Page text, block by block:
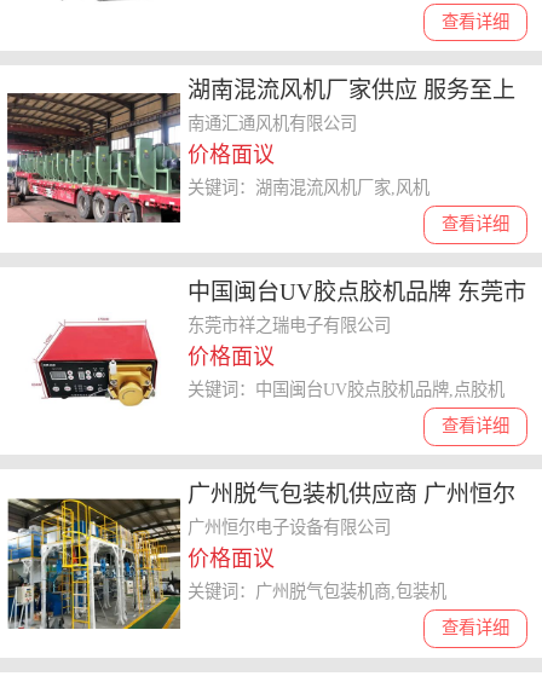
查看详细
湖南混流风机厂家供应 服务至上
南通汇通风机供应
南通汇通风机有限公司
价格面议
查看详细
关键词：湖南混流风机厂家,风机
中国闽台UV胶点胶机品牌 东莞市
祥之瑞电子供应
东莞市祥之瑞电子有限公司
价格面议
查看详细
关键词：中国闽台UV胶点胶机品牌,点胶机
广州脱气包装机供应商 广州恒尔
电子设备供应
广州恒尔电子设备有限公司
价格面议
查看详细
关键词：广州脱气包装机商,包装机